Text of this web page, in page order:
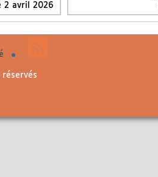
2 avril 2026